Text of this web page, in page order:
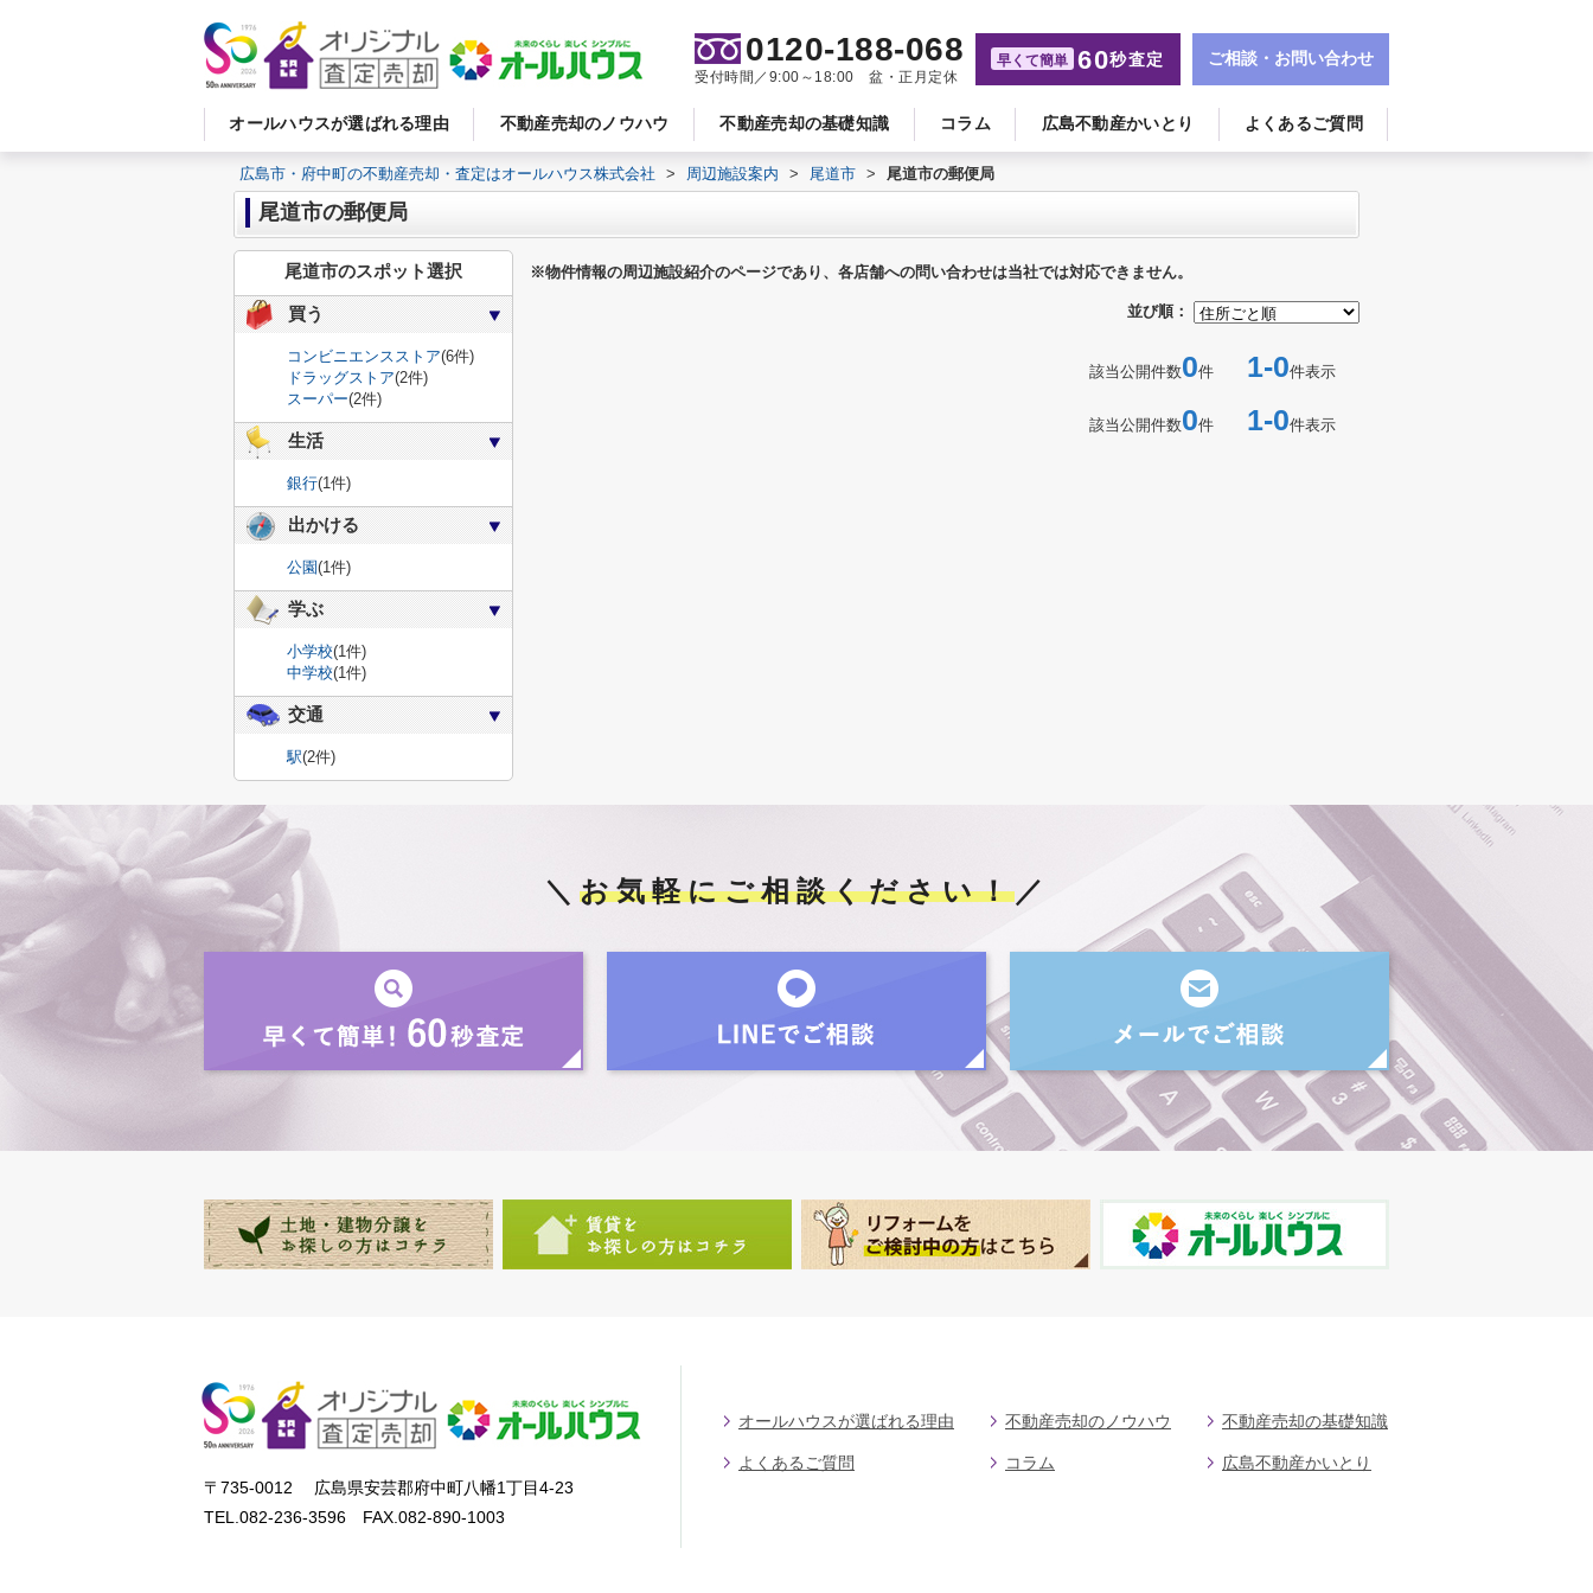
オールハウスが選ばれる理由 不動産売却のノウハウ 不動産売却の基礎知識 コラム 広島不動産かいとり よくあるご質問
0120-188-068
受付時間／9:00～18:00 盆・正月定休
早くて簡単 60秒査定 ご相談・お問い合わせ
広島市・府中町の不動産売却・査定はオールハウス株式会社 > 周辺施設案内 > 尾道市 > 尾道市の郵便局
尾道市の郵便局
※物件情報の周辺施設紹介のページであり、各店舗への問い合わせは当社では対応できません。
並び順：
該当公開件数0件 1-0件表示
該当公開件数0件 1-0件表示
尾道市のスポット選択
買う
コンビニエンスストア(6件)
ドラッグストア(2件)
スーパー(2件)
生活
銀行(1件)
出かける
公園(1件)
学ぶ
小学校(1件)
中学校(1件)
交通
駅(2件)
＼ お気軽にご相談ください！／
〒735-0012 広島県安芸郡府中町八幡1丁目4-23
TEL.082-236-3596 FAX.082-890-1003
オールハウスが選ばれる理由 不動産売却のノウハウ 不動産売却の基礎知識
よくあるご質問 コラム 広島不動産かいとり